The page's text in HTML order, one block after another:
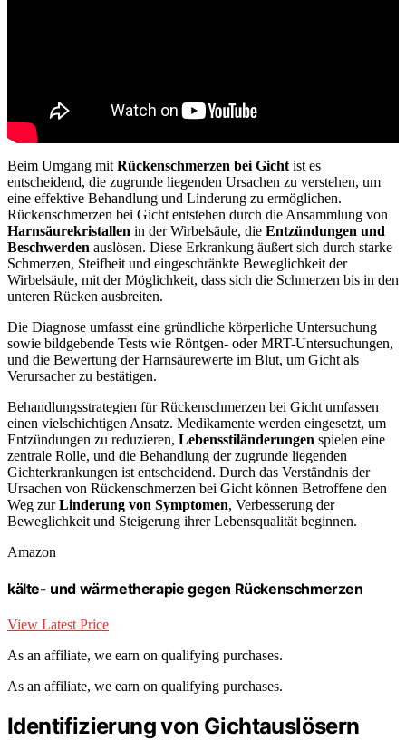
Beim Umgang mit Rückenschmerzen bei Gicht ist es
entscheidend, die zugrunde liegenden Ursachen zu verstehen, um
eine effektive Behandlung und Linderung zu ermöglichen.
Rückenschmerzen bei Gicht entstehen durch die Ansammlung von
Harnsäurekristallen in der Wirbelsäule, die Entzündungen und
Beschwerden auslösen. Diese Erkrankung äußert sich durch starke
Schmerzen, Steifheit und eingeschränkte Beweglichkeit der
Wirbelsäule, mit der Möglichkeit, dass sich die Schmerzen bis in den
unteren Rücken ausbreiten.
Die Diagnose umfasst eine gründliche körperliche Untersuchung
sowie bildgebende Tests wie Röntgen- oder MRT-Untersuchungen,
und die Bewertung der Harnsäurewerte im Blut, um Gicht als
Verursacher zu bestätigen.
Behandlungsstrategien für Rückenschmerzen bei Gicht umfassen
einen vielschichtigen Ansatz. Medikamente werden eingesetzt, um
Entzündungen zu reduzieren, Lebensstiländerungen spielen eine
zentrale Rolle, und die Behandlung der zugrunde liegenden
Gichterkrankungen ist entscheidend. Durch das Verständnis der
Ursachen von Rückenschmerzen bei Gicht können Betroffene den
Weg zurLinderung von Symptomen, Verbesserung der
Beweglichkeit und Steigerung ihrer Lebensqualität beginnen.
Amazon
kälte- und wärmetherapie gegen Rückenschmerzen
View Latest Price
As an affiliate, we earn on qualifying purchases.
As an affiliate, we earn on qualifying purchases.
Identifizierung von Gichtauslösern